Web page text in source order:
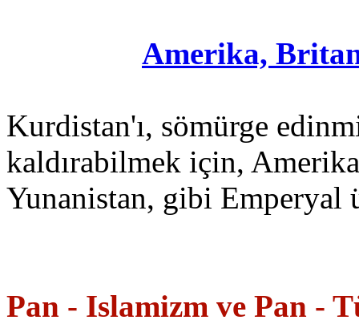
Amerika,
Kurdistan'ı, sömürge
kaldırabilmek için,
Yunanistan, gibi Emperyal
Pan - Islamizm ve Pan -